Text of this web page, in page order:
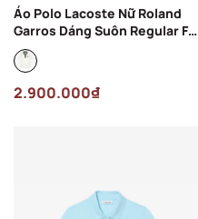
Áo Polo Lacoste Nữ Roland
Garros Dáng Suôn Regular Fit
PF6067-00-X0N Màu Trắng
2.900.000₫